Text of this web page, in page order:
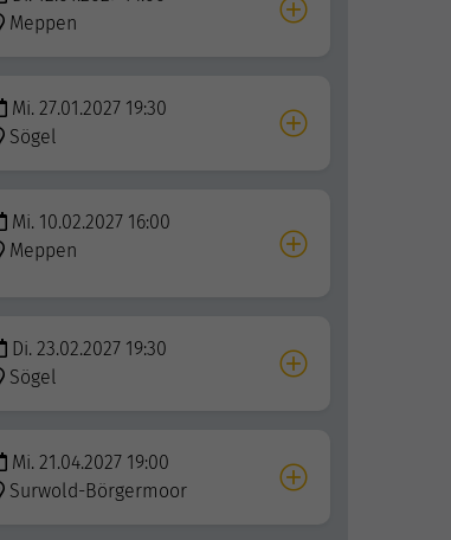
Meppen
Mi. 27.01.2027 19:30
Sögel
Mi. 10.02.2027 16:00
Meppen
Di. 23.02.2027 19:30
Sögel
Mi. 21.04.2027 19:00
Surwold-Börgermoor